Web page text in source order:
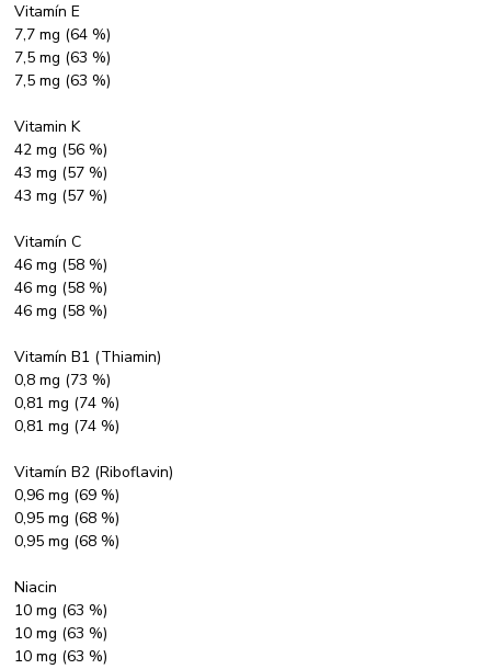
Vitamín E
7,7 mg (64 %)
7,5 mg (63 %)
7,5 mg (63 %)
Vitamin K
42 mg (56 %)
43 mg (57 %)
43 mg (57 %)
Vitamín C
46 mg (58 %)
46 mg (58 %)
46 mg (58 %)
Vitamín B1 (Thiamin)
0,8 mg (73 %)
0,81 mg (74 %)
0,81 mg (74 %)
Vitamín B2 (Riboflavin)
0,96 mg (69 %)
0,95 mg (68 %)
0,95 mg (68 %)
Niacin
10 mg (63 %)
10 mg (63 %)
10 mg (63 %)